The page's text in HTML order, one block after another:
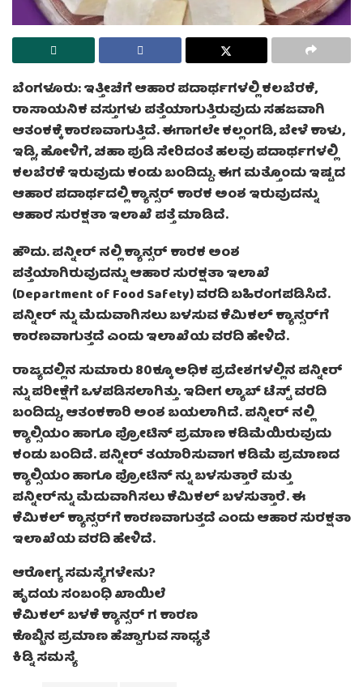
ಬೆಂಗಳೂರು: ಇತ್ತೀಚೆಗೆ ಆಹಾರ ಪದಾರ್ಥಗಳಲ್ಲಿ ಕಲಬೆರಕೆ,
ರಾಸಾಯನಿಕ ವಸ್ತುಗಳು ಪತ್ತೆಯಾಗುತ್ತಿರುವುದು ಸಹಜವಾಗಿ
ಆತಂಕಕ್ಕೆ ಕಾರಣವಾಗುತ್ತಿದೆ. ಈಗಾಗಲೇ ಕಲ್ಲಂಗಡಿ, ಬೇಳೆ ಕಾಳು,
ಇಡ್ಲಿ, ಹೋಳಿಗೆ, ಚಹಾ ಪುಡಿ ಸೇರಿದಂತೆ ಹಲವು ಪದಾರ್ಥಗಳಲ್ಲಿ
ಕಲಬೆರಕೆ ಇರುವುದು ಕಂಡು ಬಂದಿದ್ದು. ಈಗ ಮತ್ತೊಂದು ಇಷ್ಟದ
ಆಹಾರ ಪದಾರ್ಥದಲ್ಲಿ ಕ್ಯಾನ್ಸರ್ ಕಾರಕ ಅಂಶ ಇರುವುದನ್ನು
ಆಹಾರ ಸುರಕ್ಷತಾ ಇಲಾಖೆ ಪತ್ತೆ ಮಾಡಿದೆ.
ಹೌದು. ಪನ್ನೀರ್ ನಲ್ಲಿ ಕ್ಯಾನ್ಸರ್ ಕಾರಕ ಅಂಶ
ಪತ್ತೆಯಾಗಿರುವುದನ್ನು ಆಹಾರ ಸುರಕ್ಷತಾ ಇಲಾಖೆ
(Department of Food Safety) ವರದಿ ಬಹಿರಂಗಪಡಿಸಿದೆ.
ಪನ್ನೀರ್‌ ನ್ನು ಮೆದುವಾಗಿಸಲು ಬಳಸುವ ಕೆಮಿಕಲ್ ಕ್ಯಾನ್ಸರ್‌ಗೆ
ಕಾರಣವಾಗುತ್ತದೆ ಎಂದು ಇಲಾಖೆಯ ವರದಿ ಹೇಳಿದೆ.
ರಾಜ್ಯದಲ್ಲಿನ ಸುಮಾರು 80ಕ್ಕೂ ಅಧಿಕ ಪ್ರದೇಶಗಳಲ್ಲಿನ ಪನ್ನೀರ್
ನ್ನು ಪರೀಕ್ಷೆಗೆ ಒಳಪಡಿಸಲಾಗಿತ್ತು. ಇದೀಗ ಲ್ಯಾಬ್ ಟೆಸ್ಟ್ ವರದಿ
ಬಂದಿದ್ದು, ಆತಂಕಕಾರಿ ಅಂಶ ಬಯಲಾಗಿದೆ. ಪನ್ನೀರ್‌ ನಲ್ಲಿ
ಕ್ಯಾಲ್ಸಿಯಂ ಹಾಗೂ ಪ್ರೋಟಿನ್ ಪ್ರಮಾಣ ಕಡಿಮೆಯಿರುವುದು
ಕಂಡು ಬಂದಿದೆ. ಪನ್ನೀರ್ ತಯಾರಿಸುವಾಗ ಕಡಿಮೆ ಪ್ರಮಾಣದ
ಕ್ಯಾಲ್ಸಿಯಂ ಹಾಗೂ ಪ್ರೋಟಿನ್‌ ನ್ನು ಬಳಸುತ್ತಾರೆ ಮತ್ತು
ಪನ್ನೀರ್‌ನ್ನು ಮೆದುವಾಗಿಸಲು ಕೆಮಿಕಲ್ ಬಳಸುತ್ತಾರೆ. ಈ
ಕೆಮಿಕಲ್ ಕ್ಯಾನ್ಸರ್‌ಗೆ ಕಾರಣವಾಗುತ್ತದೆ ಎಂದು ಆಹಾರ ಸುರಕ್ಷತಾ
ಇಲಾಖೆಯ ವರದಿ ಹೇಳಿದೆ.
ಆರೋಗ್ಯ ಸಮಸ್ಯೆಗಳೇನು?
ಹೃದಯ ಸಂಬಂಧಿ ಖಾಯಿಲೆ
ಕೆಮಿಕಲ್ ಬಳಕೆ ಕ್ಯಾನ್ಸರ್‌ ಗ ಕಾರಣ
ಕೊಬ್ಬಿನ ಪ್ರಮಾಣ ಹೆಚ್ವಾಗುವ ಸಾಧ್ಯತೆ
ಕಿಡ್ನಿ ಸಮಸ್ಯೆ